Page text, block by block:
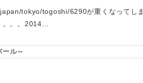
tokyo/togoshi/6290が重くなってし
。。。2014…
ル～